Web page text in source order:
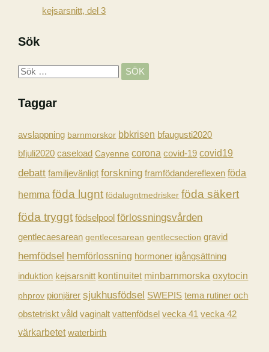
kejsarsnitt, del 3
Sök
S
k
f
t
e
r
:
Taggar
avslappning barnmorskor bbkrisen bfaugusti2020
bfjuli2020 caseload Cayenne corona covid-19 covid19
debatt familjevänligt forskning framfödandereflexen föda
hemma föda lugnt födalugntmedrisker föda säkert
föda tryggt födselpool förlossningsvården
gentlecaesarean gentlecesarean gentlecsection gravid
hemfödsel hemförlossning hormoner igångsättning
induktion kejsarsnitt kontinuitet minbarnmorska oxytocin
phprov pionjärer sjukhusfödsel SWEPIS tema rutiner och
obstetriskt våld vaginalt vattenfödsel vecka 41 vecka 42
värkarbetet waterbirth